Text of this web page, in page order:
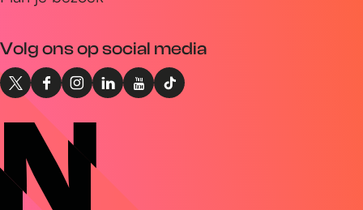
Bekijk alle routes
Deel deze pagina